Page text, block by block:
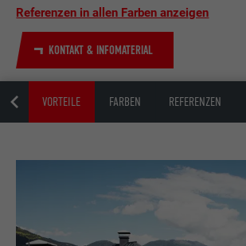
Referenzen in allen Farben anzeigen
KONTAKT & INFOMATERIAL
VORTEILE FARBEN REFERENZEN